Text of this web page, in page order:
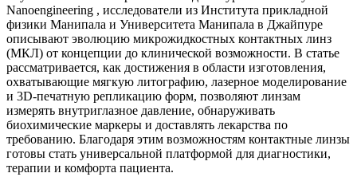
Nanoengineering , исследователи из Института прикладной
физики Манипала и Университета Манипала в Джайпуре
описывают эволюцию микрожидкостных контактных линз
(МКЛ) от концепции до клинической возможности. В статье
рассматривается, как достижения в области изготовления,
охватывающие мягкую литографию, лазерное моделирование
и 3D-печатную репликацию форм, позволяют линзам
измерять внутриглазное давление, обнаруживать
биохимические маркеры и доставлять лекарства по
требованию. Благодаря этим возможностям контактные линзы
готовы стать универсальной платформой для диагностики,
терапии и комфорта пациента.